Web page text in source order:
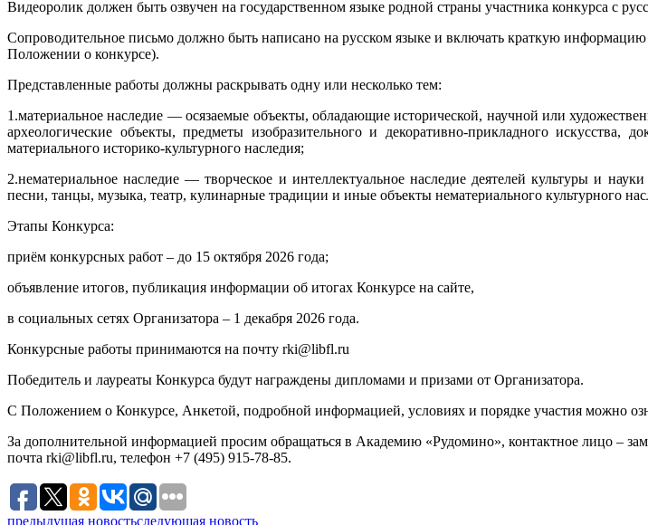
Видеоролик должен быть озвучен на государственном языке родной страны участника конкурса c
Сопроводительное письмо должно быть написано на русском языке и включать краткую
Положении о конкурсе).
Представленные работы должны раскрывать одну или несколько тем:
1.материальное наследие — осязаемые объекты, обладающие исторической, научной или
археологические объекты, предметы изобразительного и декоративно-прикладного
материального историко-культурного наследия;
2.нематериальное наследие — творческое и интеллектуальное наследие деятелей культуры и
песни, танцы, музыка, театр, кулинарные традиции и иные объекты нематериального культурного
Этапы Конкурса:
приём конкурсных работ – до 15 октября 2026 года;
объявление итогов, публикация информации об итогах Конкурсе на сайте,
в социальных сетях Организатора – 1 декабря 2026 года.
Конкурсные работы принимаются на почту rki@libfl.ru
Победитель и лауреаты Конкурса будут награждены дипломами и призами от Организатора.
С Положением о Конкурсе, Анкетой, подробной информацией, условиях и порядке участия можно
За дополнительной информацией просим обращаться в Академию «Рудомино», контактное лицо –
почта rki@libfl.ru, телефон +7 (495) 915-78-85.
предыдущая новостьследующая новость